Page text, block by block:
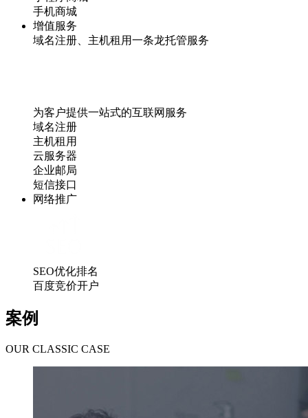
手机商城
增值服务
域名注册、主机租用一条龙托管服务
为客户提供一站式的互联网服务
域名注册
主机租用
云服务器
企业邮局
短信接口
网络推广
SEO优化排名
百度竞价开户
案例
OUR CLASSIC CASE